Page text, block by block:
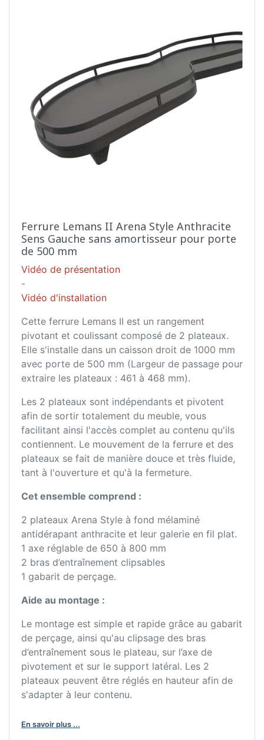
Ferrure Lemans II Arena Style Anthracite
Sens Gauche sans amortisseur pour porte
de 500 mm
Vidéo de présentation
-
Vidéo d'installation
Cette ferrure Lemans II est un rangement
pivotant et coulissant composé de 2 plateaux.
Elle s'installe dans un caisson droit de 1000 mm
avec porte de 500 mm (Largeur de passage pour
extraire les plateaux : 461 à 468 mm).
Les 2 plateaux sont indépendants et pivotent
afin de sortir totalement du meuble, vous
facilitant ainsi l'accès complet au contenu qu'ils
contiennent. Le mouvement de la ferrure et des
plateaux se fait de manière douce et très fluide,
tant à l'ouverture et qu'à la fermeture.
Cet ensemble comprend :
2 plateaux Arena Style à fond mélaminé
antidérapant anthracite et leur galerie en fil plat.
1 axe réglable de 650 à 800 mm
2 bras d’entraînement clipsables
1 gabarit de perçage.
Aide au montage :
Le montage est simple et rapide grâce au gabarit
de perçage, ainsi qu'au clipsage des bras
d’entraînement sous le plateau, sur l’axe de
pivotement et sur le support latéral. Les 2
plateaux peuvent être réglés en hauteur afin de
s'adapter à leur contenu.
En savoir plus ...